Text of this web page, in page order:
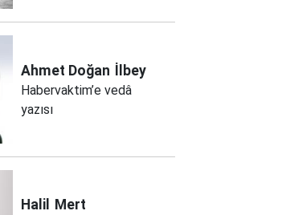
Ahmet Doğan İlbey
Habervaktim’e vedâ
yazısı
Halil Mert